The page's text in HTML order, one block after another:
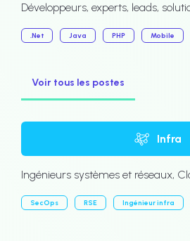
Développeurs, experts, leads,
.Net Java PHP Mobile
Voir tous les postes
Infra
Ingénieurs systèmes et réseaux,
SecOps RSE Ingénieur infra